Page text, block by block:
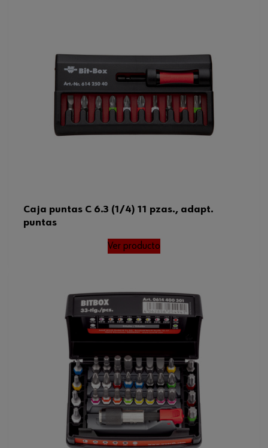
Caja puntas C 6.3 (1/4) 11 pzas., adapt.
puntas
Ver producto